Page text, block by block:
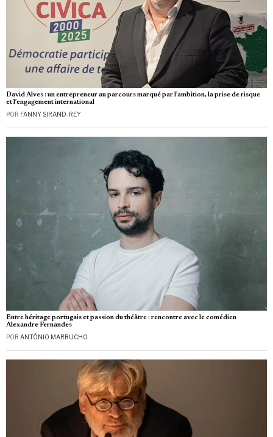
David Alves : un entrepreneur au parcours marqué par l’ambition, la prise de risque
et l’engagement international
POR FANNY SIRAND-REY
Entre héritage portugais et passion du théâtre : rencontre avec le comédien
Alexandre Fernandes
POR ANTÓNIO MARRUCHO